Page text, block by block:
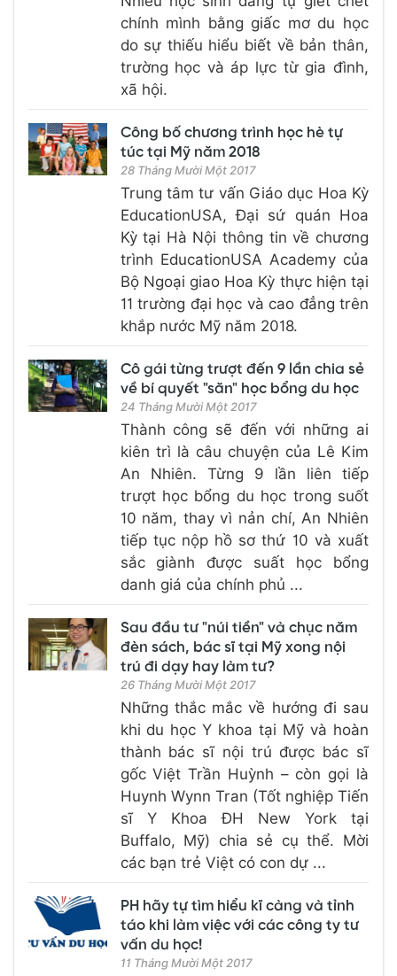
chính mình bằng giấc mơ du học
do sự thiếu hiểu biết về bản thân,
trường học và áp lực từ gia đình,
xã hội.
Công bố chương trình học hè tự
túc tại Mỹ năm 2018
28 Tháng Mười Một 2017
Trung tâm tư vấn Giáo dục Hoa Kỳ
EducationUSA, Đại sứ quán Hoa
Kỳ tại Hà Nội thông tin về chương
trình EducationUSA Academy của
Bộ Ngoại giao Hoa Kỳ thực hiện tại
11 trường đại học và cao đẳng trên
khắp nước Mỹ năm 2018.
Cô gái từng trượt đến 9 lần chia sẻ
về bí quyết "săn" học bổng du học
24 Tháng Mười Một 2017
Thành công sẽ đến với những ai
kiên trì là câu chuyện của Lê Kim
An Nhiên. Từng 9 lần liên tiếp
trượt học bổng du học trong suốt
10 năm, thay vì nản chí, An Nhiên
tiếp tục nộp hồ sơ thứ 10 và xuất
sắc giành được suất học bổng
danh giá của chính phủ ...
Sau đầu tư "núi tiền" và chục năm
đèn sách, bác sĩ tại Mỹ xong nội
trú đi dạy hay làm tư?
26 Tháng Mười Một 2017
Những thắc mắc về hướng đi sau
khi du học Y khoa tại Mỹ và hoàn
thành bác sĩ nội trú được bác sĩ
gốc Việt Trần Huỳnh – còn gọi là
Huynh Wynn Tran (Tốt nghiệp Tiến
sĩ Y Khoa ĐH New York tại
Buffalo, Mỹ) chia sẻ cụ thể. Mời
các bạn trẻ Việt có con dự ...
PH hãy tự tìm hiểu kĩ càng và tỉnh
táo khi làm việc với các công ty tư
vấn du học!
11 Tháng Mười Một 2017